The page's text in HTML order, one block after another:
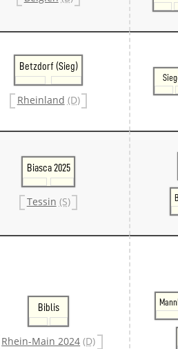
Betzdorf (Sieg)
Rheinland (D)
Biasca 2025
Tessin (S)
Biblis
Rhein-Main 2024 (D)